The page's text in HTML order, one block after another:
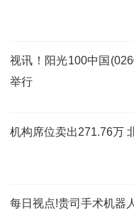
视讯！阳光100中国
举行
机构席位卖出271.76万
每日视点!贵司手术机器